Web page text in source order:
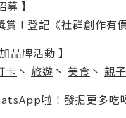
】
賞 l 登記《社群創作有
品牌活動 】
卡 丶 旅遊 丶 美食 丶 親子
啦！發掘更多吃